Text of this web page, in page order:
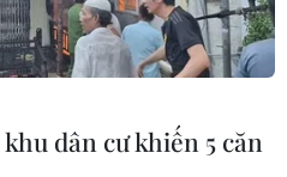
dân cư khiến 5 căn